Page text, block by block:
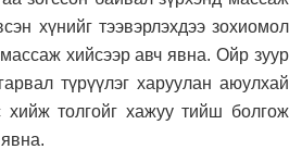
хүнийг тээвэрлэхдээ зохиомол
хийсээр авч явна. Ойр зуур
түрүүлэг харуулан аюулхай
хийж толгойг хажуу тийш болгож